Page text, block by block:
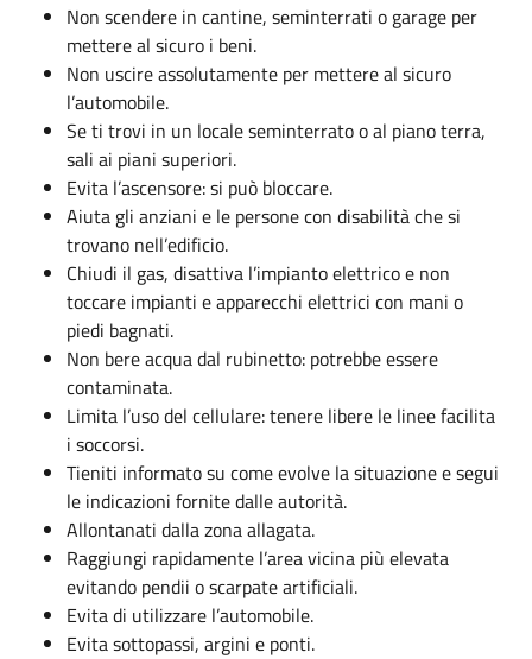
Non scendere in cantine, seminterrati o garage per
mettere al sicuro i beni.
Non uscire assolutamente per mettere al sicuro
l’automobile.
Se ti trovi in un locale seminterrato o al piano terra,
sali ai piani superiori.
Evita l’ascensore: si può bloccare.
Aiuta gli anziani e le persone con disabilità che si
trovano nell’edificio.
Chiudi il gas, disattiva l’impianto elettrico e non
toccare impianti e apparecchi elettrici con mani o
piedi bagnati.
Non bere acqua dal rubinetto: potrebbe essere
contaminata.
Limita l’uso del cellulare: tenere libere le linee facilita
i soccorsi.
Tieniti informato su come evolve la situazione e segui
le indicazioni fornite dalle autorità.
Allontanati dalla zona allagata.
Raggiungi rapidamente l’area vicina più elevata
evitando pendii o scarpate artificiali.
Evita di utilizzare l’automobile.
Evita sottopassi, argini e ponti.